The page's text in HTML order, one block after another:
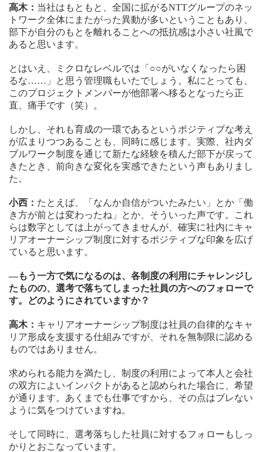
高木： 当社はもともと、全国に拡がるNTTグループのネッ
トワーク全体にまたがった異動が多いということもあり、
部下が自分のもとを離れることへの抵抗感は小さい社風で
あると思います。
とはいえ、ミクロなレベルでは「○○がいなくなったら困
るな……」と思う管理職もいたでしょう。私にとっても、
このプロジェクトメンバーが他部署へ移るとなったら正
直、痛手です（笑）。
しかし、それも育成の一環であるというポジティブな考え
が広まりつつあることも、同時に感じます。実際、社内ダ
ブルワーク制度を通じて新たな経験を積んだ部下が戻って
きたとき、前向きな変化を実感できたという声もありまし
た。
小西： たとえば、「なんか自信がついたみたい」とか「働
き方が前とは変わったね」とか、そういった声です。これ
らは数字としては上がってきませんが、確実に社内にキャ
リアオーナーシップ制度に対するポジティブな印象を広げ
ていると思います。
—もう一方で気になるのは、各制度の利用にチャレンジし
たものの、選考で落ちてしまった社員の方へのフォローで
す。どのようにされていますか？
高木： キャリアオーナーシップ制度は社員の自律的なキャ
リア形成を支援する仕組みですが、それを無制限に認める
ものではありません。
求められる能力を満たし、制度の利用によって本人と会社
の双方によいインパクトがあると認められた場合に、希望
が通ります。あくまでも仕事ですから、その点はブレない
ように気をつけていますね。
そして同時に、選考落ちした社員に対するフォローもしっ
かりとおこなっています。